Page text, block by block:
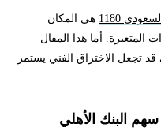
1180
هي المكان
أما هذا المقال
قد تجعل الاختراق الفني يستمر
البنك الأهلي